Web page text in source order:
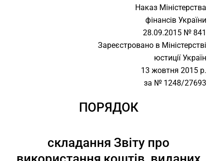
Наказ Міністерства
фінансів України
28.09.2015 № 841
Зареєстровано в Міністерстві
юстиції Україн
13 жовтня 2015 р.
за № 1248/27693
ПОРЯДОК
складання Звіту про